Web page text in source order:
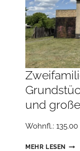
DEM
AM
und
Wohnfl.:
MEHR LESEN